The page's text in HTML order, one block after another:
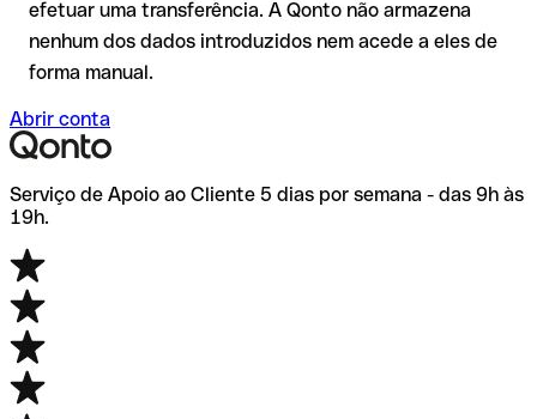
efetuar uma transferência. A Qonto não armazena
nenhum dos dados introduzidos nem acede a eles de
forma manual.
Abrir conta
Serviço de Apoio ao Cliente 5 dias por semana - das 9h às
19h.